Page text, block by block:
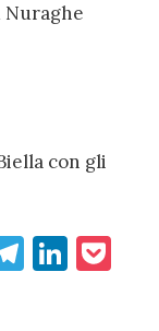
Nuraghe
con gli
T Li